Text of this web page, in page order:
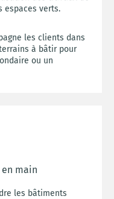
espaces verts.
les clients dans
à bâtir pour
ou un
main
les bâtiments